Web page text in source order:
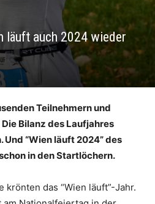
läuft auch 2024 wieder
Teilnehmern und
Bilanz des Laufjahres
“Wien läuft 2024” des
in den Startlöchern.
das “Wien läuft”-Jahr.